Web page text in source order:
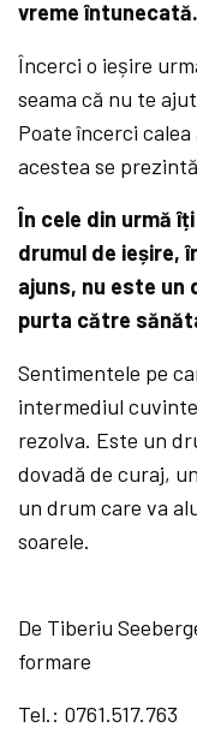
vreme întunecată.
Încerci o ieșire
seama că nu te
Poate încerci
acestea se
În cele din urmă
drumul de ieșire,
ajuns, nu este un
purta către
Sentimentele pe
intermediul
rezolva. Este un
dovadă de curaj,
un drum care va
soarele.
De Tiberiu
formare
Tel.: 0761.517.763